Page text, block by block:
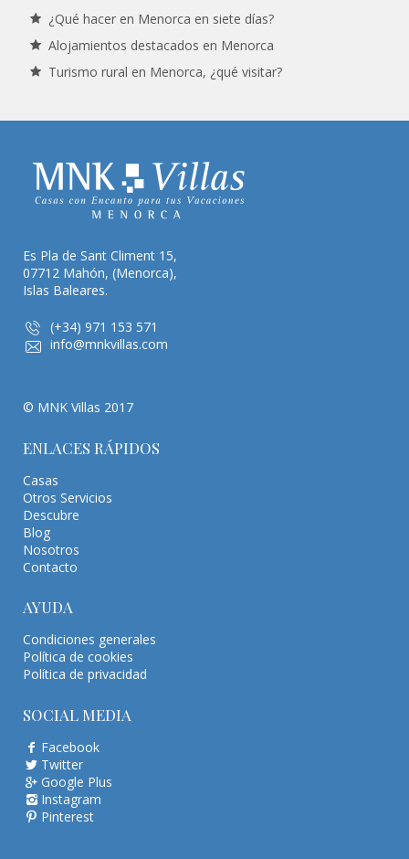
¿Qué hacer en Menorca en siete días?
Alojamientos destacados en Menorca
Turismo rural en Menorca, ¿qué visitar?
Es Pla de Sant Climent 15,
07712 Mahón, (Menorca),
Islas Baleares.
(+34) 971 153 571
info@mnkvillas.com
© MNK Villas 2017
ENLACES RÁPIDOS
Casas
Otros Servicios
Descubre
Blog
Nosotros
Contacto
AYUDA
Condiciones generales
Política de cookies
Política de privacidad
SOCIAL MEDIA
Facebook
Twitter
Google Plus
Instagram
Pinterest